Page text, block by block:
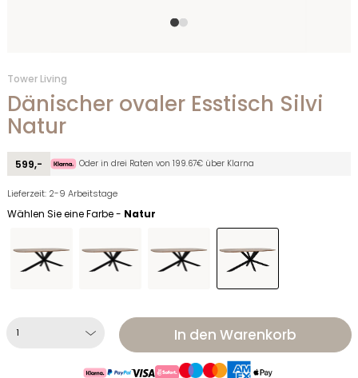
Tower Living
Dänischer ovaler Esstisch Silvi
Natur
599,- Oder in drei Raten von 199.67€ über Klarna
Lieferzeit: 2-9 Arbeitstage
Wählen Sie eine Farbe - Natur
In den Warenkorb